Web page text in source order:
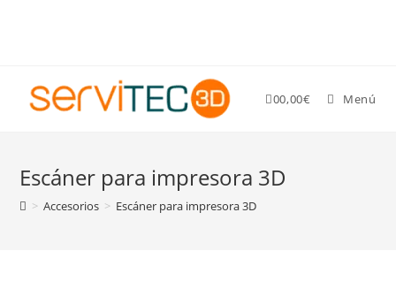
00,00€ Menú
Escáner para impresora 3D
> Accesorios > Escáner para impresora 3D